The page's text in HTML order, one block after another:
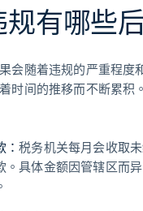
有哪些
会随着违规的严重程度
时间的推移而不断累积
：税务机关每月会收取
。具体金额因管辖区而